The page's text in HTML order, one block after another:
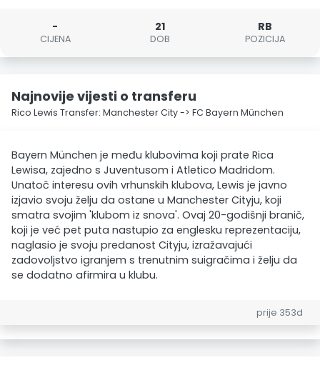
-
CIJENA
21
DOB
RB
POZICIJA
Najnovije vijesti o transferu
Rico Lewis Transfer: Manchester City -> FC Bayern München
Bayern München je među klubovima koji prate Rica
Lewisa, zajedno s Juventusom i Atletico Madridom.
Unatoč interesu ovih vrhunskih klubova, Lewis je javno
izjavio svoju želju da ostane u Manchester Cityju, koji
smatra svojim 'klubom iz snova'. Ovaj 20-godišnji branič,
koji je već pet puta nastupio za englesku reprezentaciju,
naglasio je svoju predanost Cityju, izražavajući
zadovoljstvo igranjem s trenutnim suigračima i želju da
se dodatno afirmira u klubu.
prije 353d